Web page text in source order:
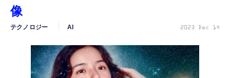
カルチャー
像
テクノロジー AI 2023 Dec 14